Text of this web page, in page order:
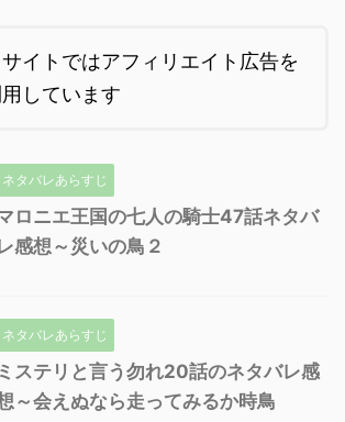
イトではアフィリエイト広告を
しています
ネタバレあらすじ
ロニエ王国の七人の騎士47話ネタバ
感想～災いの鳥２
ネタバレあらすじ
ミステリと言う勿れ20話のネタバレ感
～会えぬなら走ってみるか時鳥